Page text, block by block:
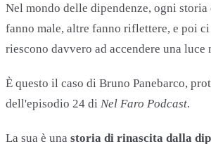
Nel mondo delle dipendenze, ogni storia
fanno male, altre fanno riflettere, e poi
riescono davvero ad accendere una luce
È questo il caso di Bruno Panebarco,
dell'episodio 24 di Nel Faro Podcast.
La sua è una storia di rinascita dalla